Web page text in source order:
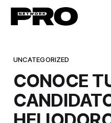
UNCATEGORIZED
CONOCE